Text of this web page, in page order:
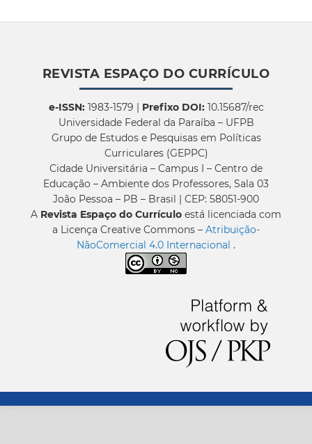
REVISTA ESPAÇO DO CURRÍCULO
e-ISSN:1983-1579 | Prefixo DOI:10.15687/rec
Universidade Federal da Paraíba – UFPB
Grupo de Estudos e Pesquisas em Políticas
Curriculares (GEPPC)
Cidade Universitária – Campus I – Centro de
Educação – Ambiente dos Professores, Sala 03
João Pessoa – PB – Brasil | CEP: 58051-900
A Revista Espaço do Currículo está licenciada com
a Licença Creative Commons – Atribuição-
NãoComercial 4.0 Internacional .